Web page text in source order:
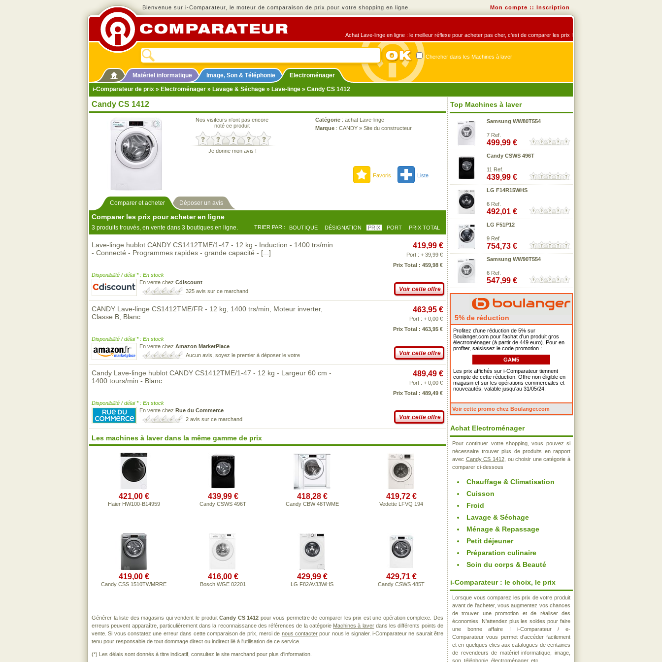
Bienvenue sur i-Comparateur, le moteur de comparaison de prix pour votre shopping en ligne. Mon compte :: Inscription
Achat Lave-linge en ligne : le meilleur réflexe pour acheter pas cher, c'est de comparer les prix !
Chercher dans les Machines à laver
Matériel informatique Image, Son & Téléphonie
Electroménager
i-Comparateur de prix » Electroménager » Lavage & Séchage » Lave-linge » Candy CS 1412
Candy CS 1412
Nos visiteurs n'ont pas encore
noté ce produit
Je donne mon avis !
Catégorie : achat Lave-linge
Marque : CANDY » Site du constructeur
Favoris Liste
Comparer et acheter Déposer un avis
Comparer les prix pour acheter en ligne
3 produits trouvés, en vente dans 3 boutiques en ligne. TRIER PAR : BOUTIQUE DÉSIGNATION PRIX PORT PRIX TOTAL
Lave-linge hublot CANDY CS1412TME/1-47 - 12 kg - Induction - 1400 trs/min
- Connecté - Programmes rapides - grande capacité - [...]
Disponibilité / délai * : En stock
En vente chez Cdiscount
325 avis sur ce marchand
419,99 €
Port : + 39,99 €
Prix Total : 459,98 €
Voir cette offre
CANDY Lave-linge CS1412TME/FR - 12 kg, 1400 trs/min, Moteur inverter,
Classe B, Blanc
Disponibilité / délai * : En stock
En vente chez Amazon MarketPlace
Aucun avis, soyez le premier à déposer le votre
463,95 €
Port : + 0,00 €
Prix Total : 463,95 €
Voir cette offre
Candy Lave-linge hublot CANDY CS1412TME/1-47 - 12 kg - Largeur 60 cm -
1400 tours/min - Blanc
Disponibilité / délai * : En stock
En vente chez Rue du Commerce
2 avis sur ce marchand
489,49 €
Port : + 0,00 €
Prix Total : 489,49 €
Voir cette offre
Les machines à laver dans la même gamme de prix
421,00 €
Haier HW100-B14959
439,99 €
Candy CSWS 496T
418,28 €
Candy CBW 48TWME
419,72 €
Vedette LFVQ 194
419,00 €
Candy CSS 1510TWMRRE
416,00 €
Bosch WGE 02201
429,99 €
LG F82AV33WHS
429,71 €
Candy CSWS 485T
Générer la liste des magasins qui vendent le produitCandy CS 1412 pour vous permettre de comparer les prix est une opération complexe. Des
erreurs peuvent apparaître, particulièrement dans la reconnaissance des références de la catégorie Machines à laverdans les différents points de
vente. Si vous constatez une erreur dans cette comparaison de prix, merci de nous contacter pour nous le signaler. i-Comparateur ne saurait être
tenu pour responsable de tout dommage direct ou indirect lié à l'utilisation de ce service.
(*) Les délais sont donnés à titre indicatif, consultez le site marchand pour plus d'information.
Top Machines à laver
Samsung WW80T554
7 Ref.
499,99 €
Candy CSWS 496T
11 Ref.
439,99 €
LG F14R15WHS
6 Ref.
492,01 €
LG F51P12
9 Ref.
754,73 €
Samsung WW90T554
6 Ref.
547,99 €
5% de réduction
Profitez d'une réduction de 5% sur
Boulanger.com pour l'achat d'un produit gros
électroménager (à partir de 449 euro). Pour en
profiter, saisissez le code promotion :
GAM5
Les prix affichés sur i-Comparateur tiennent
compte de cette réduction. Offre non éligible en
magasin et sur les opérations commerciales et
nouveautés, valable jusqu'au 31/05/24.
Voir cette promo chez Boulanger.com
Achat Electroménager
Pour continuer votre shopping, vous pouvez si
nécessaire trouver plus de produits en rapport
avec Candy CS 1412, ou choisir une catégorie à
comparer ci-dessous
Chauffage & Climatisation
Cuisson
Froid
Lavage & Séchage
Ménage & Repassage
Petit déjeuner
Préparation culinaire
Soin du corps & Beauté
i-Comparateur : le choix, le prix
Lorsque vous comparez les prix de votre produit
avant de l'acheter, vous augmentez vos chances
de trouver une promotion et de réaliser des
économies. N'attendez plus les soldes pour faire
une bonne affaire ! i-Comparateur / e-
Comparateur vous permet d'accéder facilement
et en quelques clics aux catalogues de centaines
de revendeurs de matériel informatique, image,
son, téléphonie, électroménager, etc..